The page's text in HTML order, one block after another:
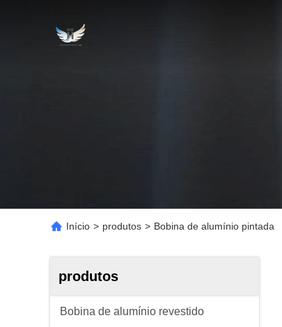
Início > produtos > Bobina de alumínio pintada
produtos
Bobina de alumínio revestido